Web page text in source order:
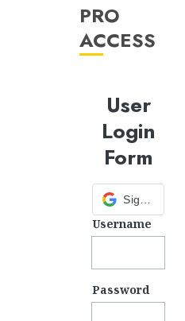
PRO
ACCESS
User
Login
Form
Username
Password